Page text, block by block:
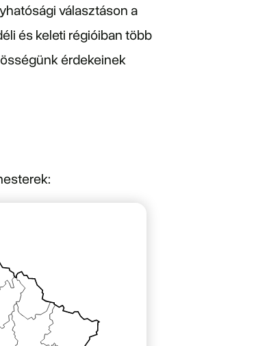
választáson a
és keleti régióiban több
érdekeinek